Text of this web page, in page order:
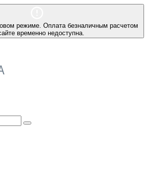
режиме. Оплата безналичным расчетом
временно недоступна.